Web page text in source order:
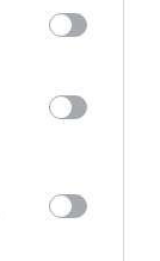
μας:
και